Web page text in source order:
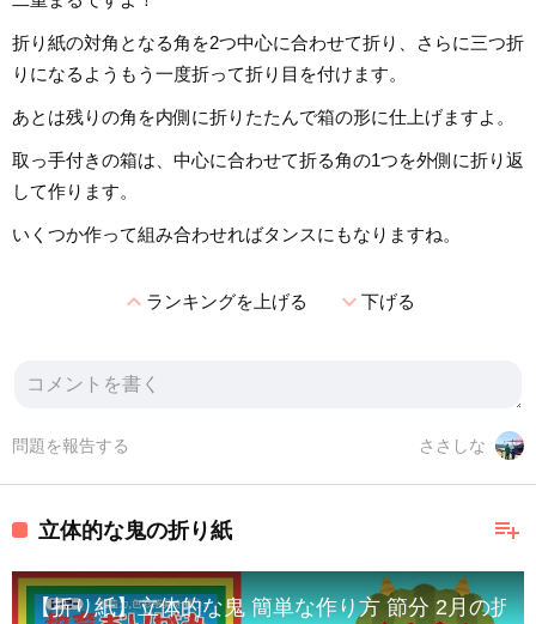
折り紙の対角となる角を2つ中心に合わせて折り、さらに三つ折
りになるようもう一度折って折り目を付けます。
あとは残りの角を内側に折りたたんで箱の形に仕上げますよ。
取っ手付きの箱は、中心に合わせて折る角の1つを外側に折り返
して作ります。
いくつか作って組み合わせればタンスにもなりますね。
expand_lessランキングを上げる expand_more下げる
ささしな
問題を報告する
playlist_add
立体的な鬼の折り紙
【折り紙】立体的な鬼 簡単な作り方 節分 2月の折